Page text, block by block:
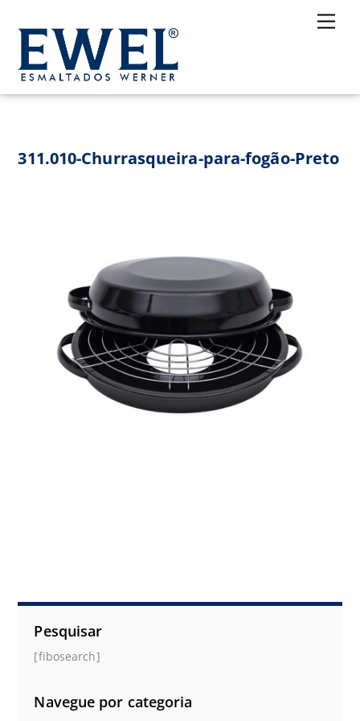
content
311.010-Churrasqueira-para-fogão-Preto
Pesquisar
[fibosearch]
Navegue por categoria